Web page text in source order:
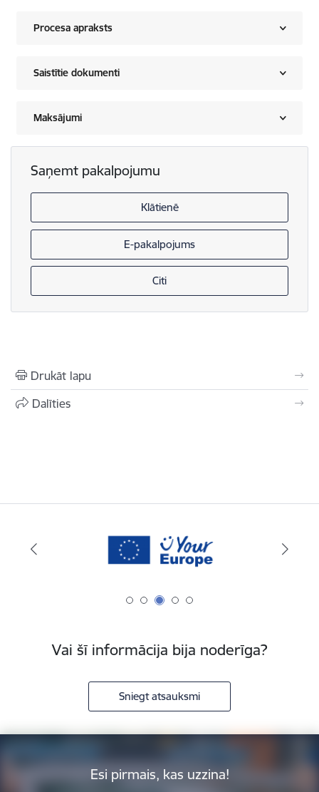
Procesa apraksts
Saistītie dokumenti
Maksājumi
Saņemt pakalpojumu
Klātienē
E-pakalpojums
Citi
Drukāt lapu
Dalīties
Vai šī informācija bija noderīga?
Sniegt atsauksmi
Esi pirmais, kas uzzina!